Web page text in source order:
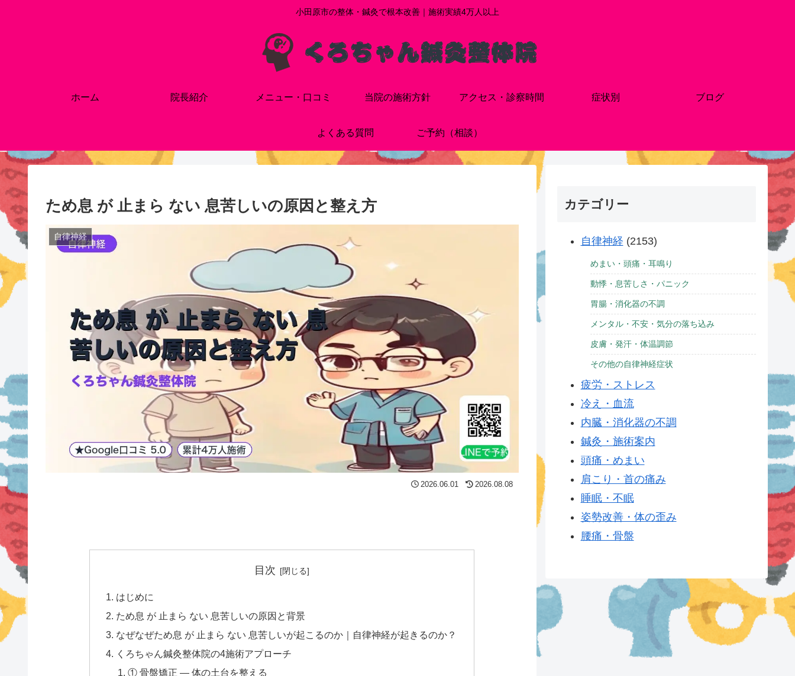
小田原市の整体・鍼灸で根本改善｜施術実績4万人以上
ホーム 院長紹介 メニュー・口コミ 当院の施術方針 アクセス・診察時間 症状別 ブログ
よくある質問 ご予約（相談）
ため息 が 止まら ない 息苦しいの原因と整え方
自律神経
2026.06.01 2026.08.08
目次
はじめに
ため息 が 止まら ない 息苦しいの原因と背景
なぜなぜため息 が 止まら ない 息苦しいが起こるのか｜自律神経が起きるのか？
くろちゃん鍼灸整体院の4施術アプローチ
① 骨盤矯正 — 体の土台を整える
カテゴリー
自律神経 (2153)
めまい・頭痛・耳鳴り
動悸・息苦しさ・パニック
胃腸・消化器の不調
メンタル・不安・気分の落ち込み
皮膚・発汗・体温調節
その他の自律神経症状
疲労・ストレス
冷え・血流
内臓・消化器の不調
鍼灸・施術案内
頭痛・めまい
肩こり・首の痛み
睡眠・不眠
姿勢改善・体の歪み
腰痛・骨盤